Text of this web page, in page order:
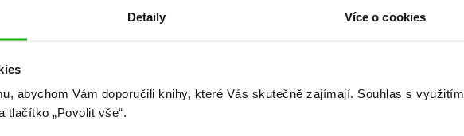
Detaily Více o cookies
abychom Vám doporučili knihy, které Vás skutečně zajímají. Souhlas s využitím
tlačítko „Povolit vše“.